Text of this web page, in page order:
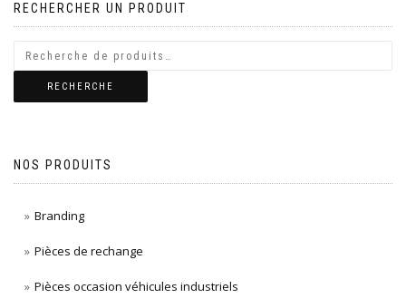
l’article
RECHERCHER UN PRODUIT
RECHERCHE
NOS PRODUITS
Branding
Pièces de rechange
Pièces occasion véhicules industriels